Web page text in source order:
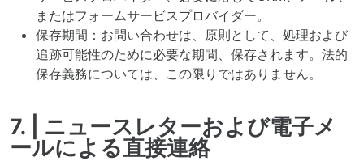
またはフォームサービスプロバイダー。
保存期間：お問い合わせは、原則として、処理および
追跡可能性のために必要な期間、保存されます。法的
保存義務については、この限りではありません。
7. | ニュースレターおよび電子メ
ールによる直接連絡